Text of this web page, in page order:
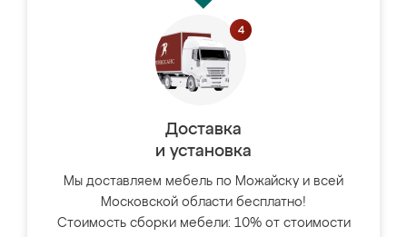
Доставка
и установка
Мы доставляем мебель по Можайску и всей
Московской области бесплатно!
Стоимость сборки мебели: 10% от стоимости